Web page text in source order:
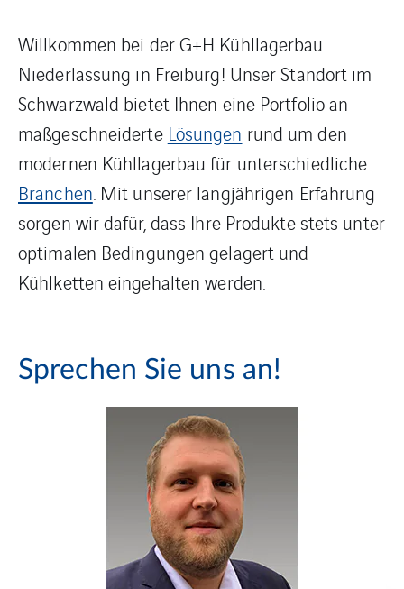
Willkommen bei der G+H Kühllagerbau
Niederlassung in Freiburg! Unser Standort im
Schwarzwald bietet Ihnen eine Portfolio an
maßgeschneiderte Lösungen rund um den
modernen Kühllagerbau für unterschiedliche
Branchen. Mit unserer langjährigen Erfahrung
sorgen wir dafür, dass Ihre Produkte stets unter
optimalen Bedingungen gelagert und
Kühlketten eingehalten werden.
Sprechen Sie uns an!